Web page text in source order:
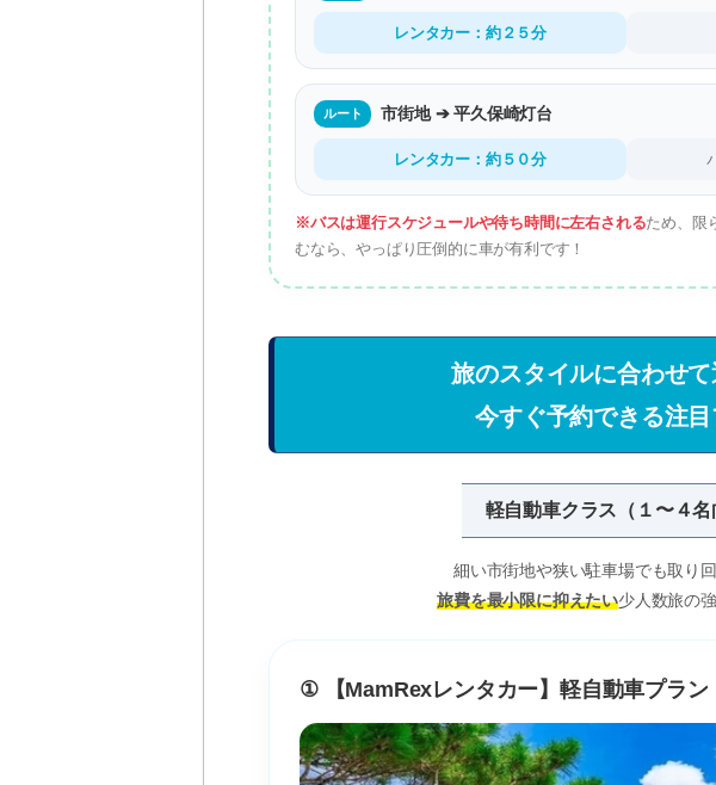
レンタカー：約２５分
ルート 市街地 ➔ 平久保崎灯台
レンタカー：約５０分
※バスは運行スケジュールや待ち時間に左右されるため、限
むなら、やっぱり圧倒的に車が有利です！
旅のスタイルに合わせて
今すぐ予約できる注
軽自動車クラス（１〜４名
細い市街地や狭い駐車場でも取り
旅費を最小限に抑えたい少人数旅の
① 【MamRexレンタカー】軽自動車プラン